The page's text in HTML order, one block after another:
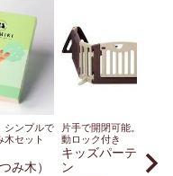
シンプルで
木セット
み木）
片手で開閉可能。便利な
動ロック付き
キッズパーテーシ
ン